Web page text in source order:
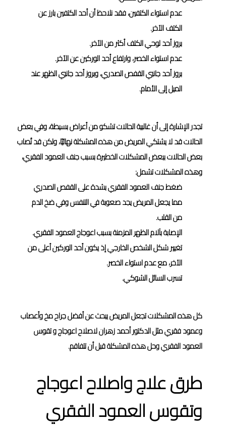
عدم استواء الكتفين، فقد نلاحظ أن أحد الكتفين بارز عن
الكتف الآخر.
بروز أحد لوحي الكتف أكثر من الآخر.
عدم استواء الخصر، وارتفاع أحد الوركين عن الآخر.
بروز أحد جانبي القفص الصدري، وبروز أحد جانبي الظهر عند
الميل إلى الأمام.
تجدر الإشارة إلى أن غالبية الحالات تشكو من أعراض بسيطة، وفي بعض
الحالات قد لا يشتكي المريض من هذه المشكلة نهائيًا، ولكن قد تُصاب
بعض الحالات ببعض المشكلات الخطيرة بسبب جنف العمود الفقري،
وهذه المشكلات تشمل:
ضغط جنف العمود الفقري بشدة على القفص الصدري
مما يجعل المريض يجد صعوبة في التنفس وفي ضخ الدم
من القلب.
الإصابة بآلام الظهر المزمنة بسبب اعوجاج العمود الفقري.
تغيير شكل الشخص الخارجي إذ يكون أحد الوركين أعلى من
الآخر، مع عدم استواء الخصر.
تسرب السائل الشوكي.
كل هذه المشكلات تجعل المريض يبحث عن أفضل جراح مخ وأعصاب
وعمود فقري مثل الدكتور أحمد زهران لاصلاح اعوجاج و تقوس
العمود الفقري وحل هذه المشكلة قبل أن تتفاقم.
طرق علاج واصلاح اعوجاج
وتقوس العمود الفقري